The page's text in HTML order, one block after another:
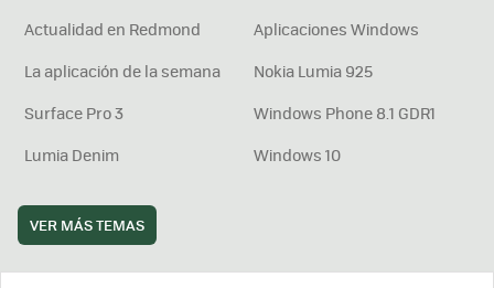
Actualidad en Redmond
Aplicaciones Windows
La aplicación de la semana
Nokia Lumia 925
Surface Pro 3
Windows Phone 8.1 GDR1
Lumia Denim
Windows 10
VER MÁS TEMAS